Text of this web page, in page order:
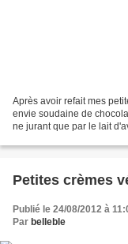
Après avoir refait mes
envie soudaine de
ne jurant que par le lait
Petites crèmes
Publié le 24/08/2012 à
Par belleble